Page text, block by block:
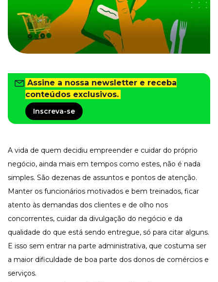
Tudo para facilitar a rotina
Imprensa
VR na Imprensa
Cursos
Todos os Cursos
Explore o nosso acervo
Departamento Pessoal
Eleve os resultados da organização
Gestão de Pessoas e Liderança
Capacitação com especialistas
Recursos Humanos
Treinamento de Produto
Desenvolva a sua equipe
Materiais Gratuitos
Materiais Gratuitos
Assine a nossa newsletter e receba
conteúdos exclusivos.
Inscreva-se
A vida de quem decidiu empreender e cuidar do próprio
negócio, ainda mais em tempos como estes, não é nada
simples. São dezenas de assuntos e pontos de atenção.
Manter os funcionários motivados e bem treinados, ficar
atento às demandas dos clientes e de olho nos
concorrentes, cuidar da divulgação do negócio e da
qualidade do que está sendo entregue, só para citar alguns.
E isso sem entrar na parte administrativa, que costuma ser
a maior dificuldade de boa parte dos donos de comércios e
serviços.